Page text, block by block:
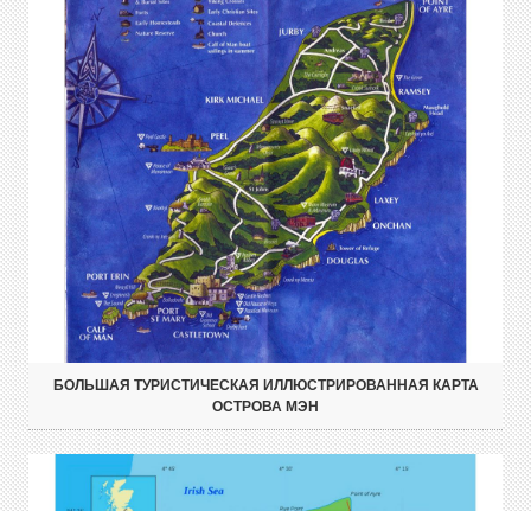
БОЛЬШАЯ ТУРИСТИЧЕСКАЯ ИЛЛЮСТРИРОВАННАЯ КАРТА
ОСТРОВА МЭН